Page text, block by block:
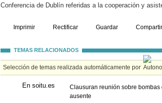
Conferencia de Dublín referidas a la cooperación y
Imprimir Rectificar Guardar Compartir
TEMAS RELACIONADOS
Selección de temas realizada automáticamente por
En soitu.es
Clausuran reunión sobre
ausente